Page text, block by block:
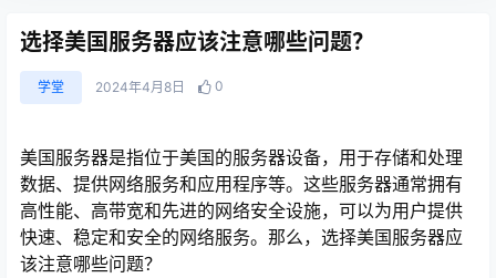
选择美国服务器应该注意哪些问题？
学堂 2024年4月8日 0
美国服务器是指位于美国的服务器设备，用于存储和处理
数据、提供网络服务和应用程序等。这些服务器通常拥有
高性能、高带宽和先进的网络安全设施，可以为用户提供
快速、稳定和安全的网络服务。那么，选择美国服务器应
该注意哪些问题？